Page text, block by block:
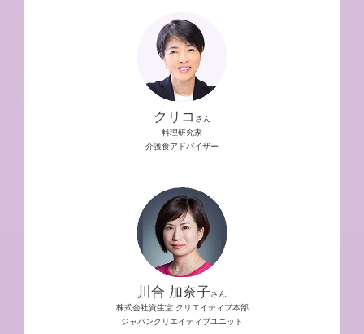
クリコ さん
料理研究家
介護食アドバイザー
川合 加奈子さん
株式会社資生堂 クリエイティブ本部
ジャパンクリエイティブユニット